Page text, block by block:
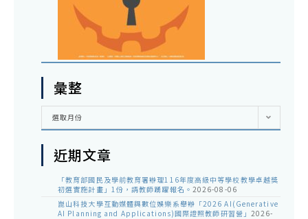
彙整
彙
選取月份
近期文章
「教育部國民及學前教育署辦理116年度高級中等學校教學卓越獎
初選實施計畫」1份，請教師踴躍報名。 2026-08-06
崑山科技大學互動媒體與數位娛樂系舉辦「2026 AI(Generative
AI Planning and Applications)國際證照教師研習營」 2026-